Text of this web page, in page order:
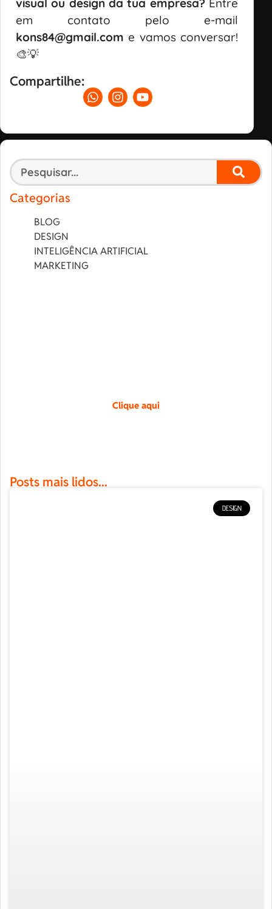
visual ou design da tua empresa?Entre
em contato pelo e-mail
kons84@gmail.com e vamos conversar!
🎨💡
Compartilhe:
Categorias
BLOG
DESIGN
INTELIGÊNCIA ARTIFICIAL
MARKETING
Clique aqui
Posts mais lidos...
DESIGN